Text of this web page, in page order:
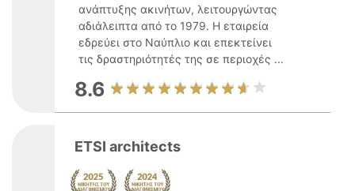
ανάπτυξης ακινήτων, λειτουργώντας
αδιάλειπτα από το 1979. Η εταιρεία
εδρεύει στο Ναύπλιο και επεκτείνει
τις δραστηριότητές της σε περιοχές ...
8.6
ETSI architects